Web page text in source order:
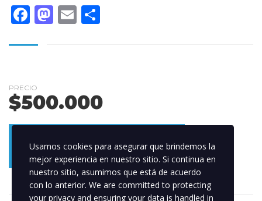
Facebook
Mastodon
Email
PRECIO
$500.000
AÑADIR AL CARRITO
Usamos cookies para asegurar que brindemos la
mejor experiencia en nuestro sitio. Si continua en
nuestro sitio, asumimos que está de acuerdo
con lo anterior. We are committed to protecting
your privacy and ensuring your data is handled in